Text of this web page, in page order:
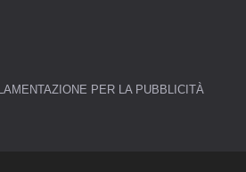
PER LA PUBBLICITÀ